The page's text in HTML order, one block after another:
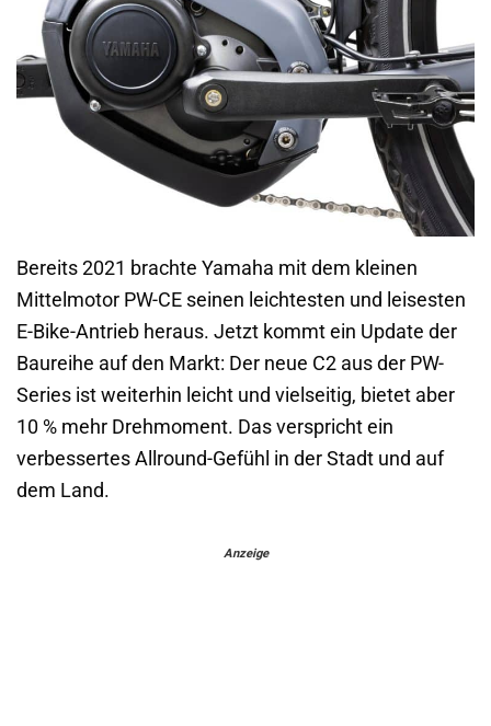
Bereits 2021 brachte Yamaha mit dem kleinen
Mittelmotor PW-CE seinen leichtesten und leisesten
E-Bike-Antrieb heraus. Jetzt kommt ein Update der
Baureihe auf den Markt: Der neue C2 aus der PW-
Series ist weiterhin leicht und vielseitig, bietet aber
10 % mehr Drehmoment. Das verspricht ein
verbessertes Allround-Gefühl in der Stadt und auf
dem Land.
Anzeige